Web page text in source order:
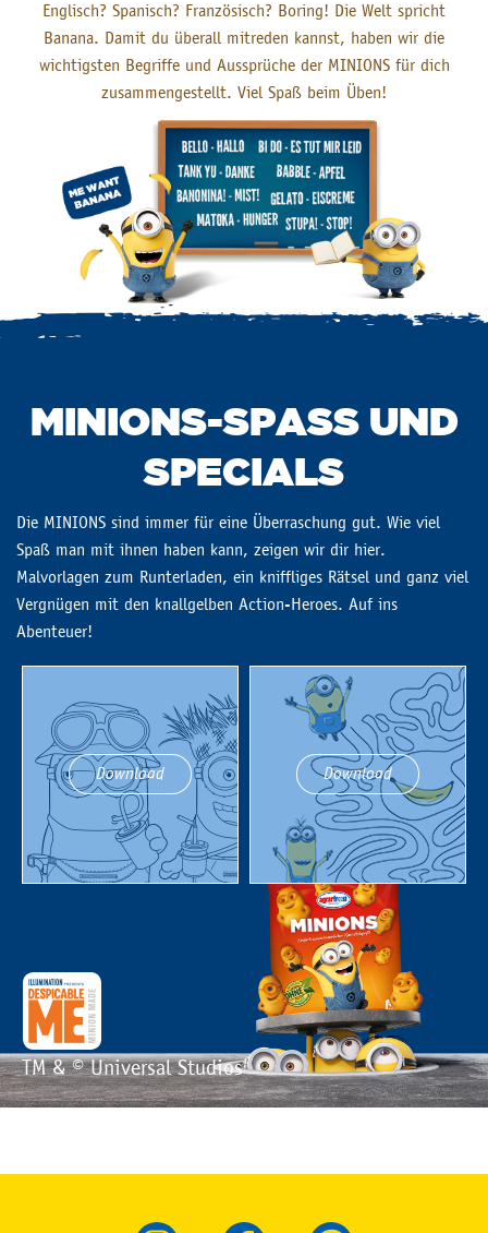
Englisch? Spanisch? Französisch? Boring! Die Welt spricht
Banana. Damit du überall mitreden kannst, haben wir die
wichtigsten Begriffe und Aussprüche der MINIONS für dich
zusammengestellt. Viel Spaß beim Üben!
MINIONS-SPASS UND S
PECIALS
Die MINIONS sind immer für eine Überraschung gut. Wie viel
Spaß man mit ihnen haben kann, zeigen wir dir hier.
Malvorlagen zum Runterladen, ein kniffliges Rätsel und ganz viel
Vergnügen mit den knallgelben Action-Heroes. Auf ins
Abenteuer!
Download Download
TM & © Universal Studios